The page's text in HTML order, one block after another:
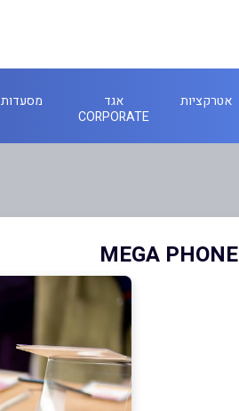
אטרקציות
אגד
CORPORATE
מסעדות
MEGA PHONE